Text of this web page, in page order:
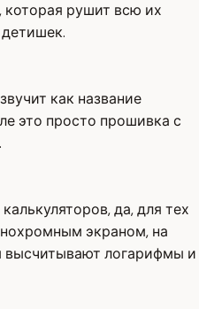
которая рушит всю их
как название
это просто прошивка с
да, для тех
экраном, на
логарифмы и